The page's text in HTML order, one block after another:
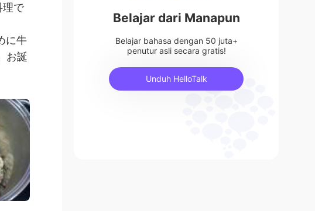
理で
に牛
お誕
Belajar dari Manapun
Belajar bahasa dengan 50 juta+
penutur asli secara gratis!
Unduh HelloTalk